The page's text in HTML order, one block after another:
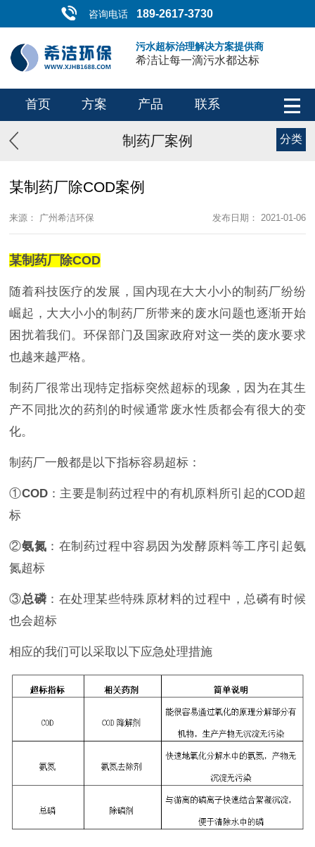
咨询电话 189-2617-3730
污水超标治理解决方案提供商
希洁让每一滴污水都达标
首页 方案 产品 联系
制药厂案例 分类
某制药厂除COD案例
来源： 广州希洁环保 发布日期： 2021-01-06
某制药厂除COD
随着科技医疗的发展，国内现在大大小小的制药厂纷纷
崛起，大大小小的制药厂所带来的废水问题也逐渐开始
困扰着我们。环保部门及国家政府对这一类的废水要求
也越来越严格。
制药厂很常出现特定指标突然超标的现象，因为在其生
产不同批次的药剂的时候通常废水性质都会有很大的变
化。
制药厂一般都是以下指标容易超标：
①COD：主要是制药过程中的有机原料所引起的COD超
标
②氨氮 ：在制药过程中容易因为发酵原料等工序引起氨
氮超标
③总磷 ：在处理某些特殊原材料的过程中，总磷有时候
也会超标
相应的我们可以采取以下应急处理措施